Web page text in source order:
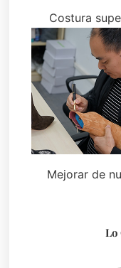
Costura
Mejorar de
Lo